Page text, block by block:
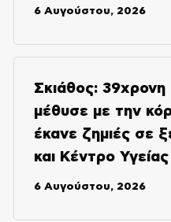
6 Αυγούστου, 2026
Σκιάθος: 39χρονη
μέθυσε με την
έκανε ζημιές σε
και Κέντρο Υγείας
6 Αυγούστου, 2026